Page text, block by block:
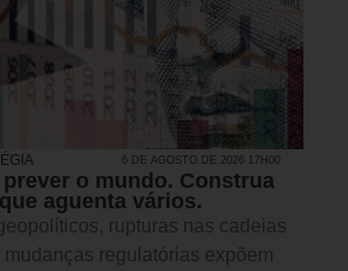
6 DE AGOSTO DE 2026 17H00
o mundo. Construa
aguenta vários.
rupturas nas cadeias
regulatórias expõem